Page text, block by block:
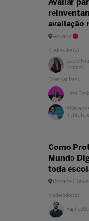
Avaliar
avaliação
Aquário
Moderador(a)
Giselle
Idiomas
Palestrante(s)
Lilian
Alcielle
Instituto
Como
Mundo
toda
Roda de
Moderador(a)
Raphael